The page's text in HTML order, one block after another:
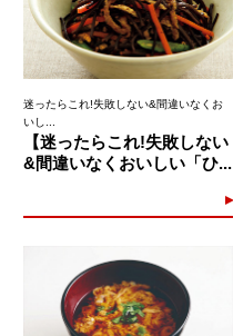
迷ったらこれ!失敗しない&間違いなくお
いし...
【迷ったらこれ!失敗しない
&間違いなくおいしい「ひ...